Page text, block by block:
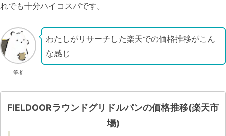
れでも十分ハイコスパです。
筆者
わたしがリサーチした楽天での価格推移がこん
な感じ
FIELDOORラウンドグリドルパンの価格推移(楽天市
場)